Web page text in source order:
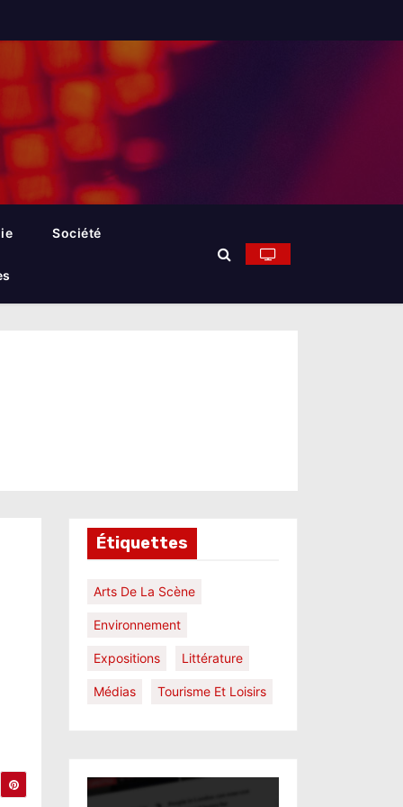
Société
Étiquettes
Arts De La Scène
Environnement
Expositions Littérature
Médias Tourisme Et Loisirs